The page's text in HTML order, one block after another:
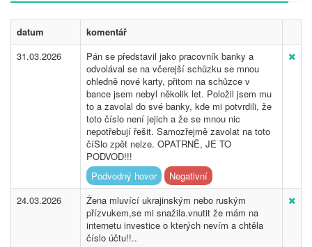
datum
komentář
31.03.2026
Pán se představil jako pracovník banky a
odvolával se na včerejší schůzku se mnou
ohledně nové karty, přitom na schůzce v
bance jsem nebyl několik let. Položil jsem mu
to a zavolal do své banky, kde mi potvrdili, že
toto číslo není jejich a že se mnou nic
nepotřebují řešit. Samozřejmě zavolat na toto
číSlo zpět nelze. OPATRNĚ, JE TO
PODVOD!!!
Podvodný hovor
Negativní
24.03.2026
Žena mluvící ukrajinským nebo ruským
přízvukem,se mi snažila.vnutit že mám na
internetu investice o kterých nevím a chtěla
číslo účtu!!..